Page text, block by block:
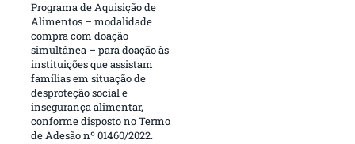
Programa de Aquisição de
Alimentos – modalidade
compra com doação
simultânea – para doação às
instituições que assistam
famílias em situação de
desproteção social e
insegurança alimentar,
conforme disposto no Termo
de Adesão nº 01460/2022.